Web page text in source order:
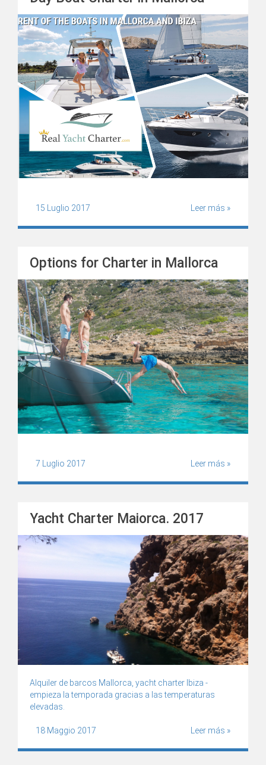
15 Luglio 2017 Leer más »
Options for Charter in Mallorca
7 Luglio 2017 Leer más »
Yacht Charter Maiorca. 2017
Alquiler de barcos Mallorca, yacht charter Ibiza -
empieza la temporada gracias a las temperaturas
elevadas.
18 Maggio 2017 Leer más »